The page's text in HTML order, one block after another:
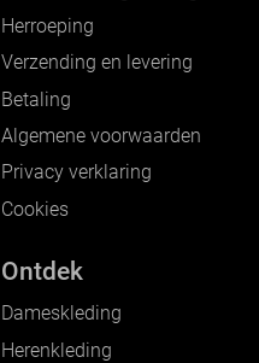
Herroeping
Verzending en levering
Betaling
Algemene voorwaarden
Privacy verklaring
Cookies
Ontdek
Dameskleding
Herenkleding